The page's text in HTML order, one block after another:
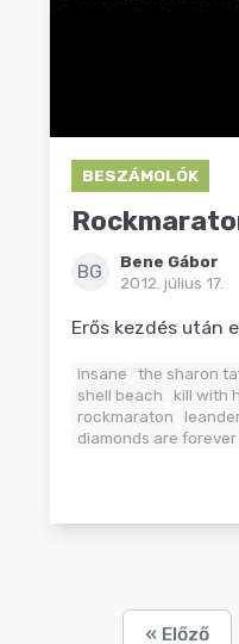
BESZÁMOLÓK
BG
Bene Gábor
2012. július 17.
Erős kezdés után
insane the sharon
shell beach
kill with
rockmaraton
diamonds are forever
« Előző